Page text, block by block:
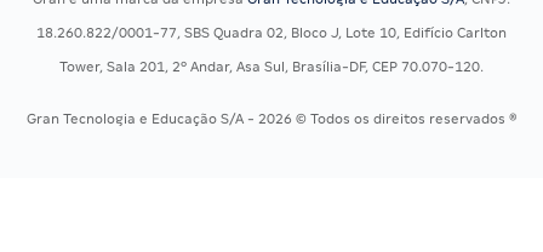
Concursos Saúde
Residência Multiprofissional
18.260.822/0001-77, SBS Quadra 02, Bloco J, Lote 10, Edifício Carlton
Tower, Sala 201, 2º Andar, Asa Sul, Brasília-DF, CEP 70.070-120.
Gran Tecnologia e Educação S/A - 2026 © Todos os direitos reservados ®